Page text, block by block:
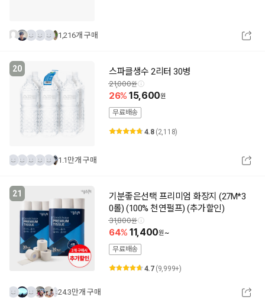
1,216개 구매
20 스파클생수 2리터 30병
21,000
26 15,600
무료배송
4.8 (2,118)
1.1만개 구매
21
기분좋은선택 프리미엄 화장지 (27M*3
0롤) (100% 천연펄프) (추가할인)
31,800
64 11,400
~
무료배송
4.7 (9,999+)
24.3만개 구매